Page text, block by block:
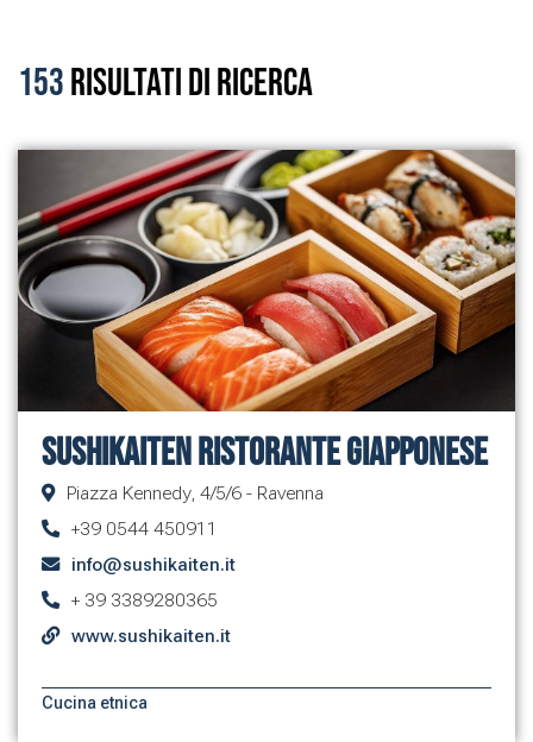
153Risultati di ricerca
Sushikaiten ristorante giapponese
Piazza Kennedy, 4/5/6 - Ravenna
+39 0544 450911
info@sushikaiten.it
+ 39 3389280365
www.sushikaiten.it
Cucina etnica